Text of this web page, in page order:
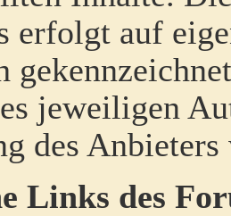
erfolgt auf
jeweiligen
des Anbieters
Links des